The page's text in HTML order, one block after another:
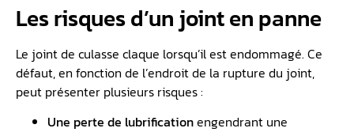
Les risques d’un joint en panne
Le joint de culasse claque lorsqu’il est endommagé. Ce
défaut, en fonction de l’endroit de la rupture du joint,
peut présenter plusieurs risques :
Une perte de lubrificationengendrant une